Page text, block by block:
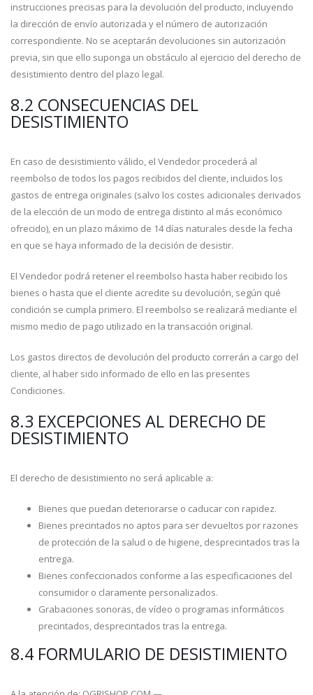
instrucciones precisas para la devolución del producto, incluyendo
la dirección de envío autorizada y el número de autorización
correspondiente. No se aceptarán devoluciones sin autorización
previa, sin que ello suponga un obstáculo al ejercicio del derecho de
desistimiento dentro del plazo legal.
8.2 CONSECUENCIAS DEL
DESISTIMIENTO
En caso de desistimiento válido, el Vendedor procederá al
reembolso de todos los pagos recibidos del cliente, incluidos los
gastos de entrega originales (salvo los costes adicionales derivados
de la elección de un modo de entrega distinto al más económico
ofrecido), en un plazo máximo de 14 días naturales desde la fecha
en que se haya informado de la decisión de desistir.
El Vendedor podrá retener el reembolso hasta haber recibido los
bienes o hasta que el cliente acredite su devolución, según qué
condición se cumpla primero. El reembolso se realizará mediante el
mismo medio de pago utilizado en la transacción original.
Los gastos directos de devolución del producto correrán a cargo del
cliente, al haber sido informado de ello en las presentes
Condiciones.
8.3 EXCEPCIONES AL DERECHO DE
DESISTIMIENTO
El derecho de desistimiento no será aplicable a:
Bienes que puedan deteriorarse o caducar con rapidez.
Bienes precintados no aptos para ser devueltos por razones
de protección de la salud o de higiene, desprecintados tras la
entrega.
Bienes confeccionados conforme a las especificaciones del
consumidor o claramente personalizados.
Grabaciones sonoras, de vídeo o programas informáticos
precintados, desprecintados tras la entrega.
8.4 FORMULARIO DE DESISTIMIENTO